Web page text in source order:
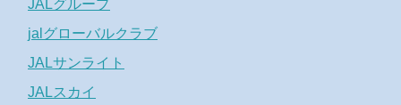
JALグループ
jalグローバルクラブ
JALサンライト
JALスカイ